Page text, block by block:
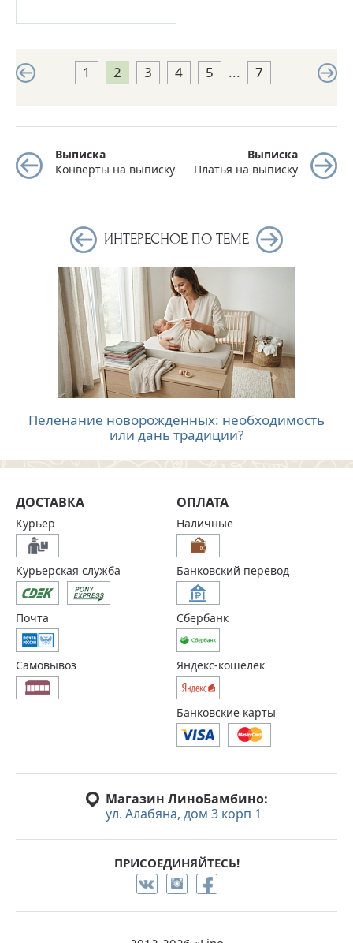
1 2 3 4 5 ... 7
Выписка
Конверты на выписку
Выписка
Платья на выписку
ИНТЕРЕСНОЕ ПО ТЕМЕ
Пеленание новорожденных: необходимость
или дань традиции?
Магазин ЛиноБамбино:
ул. Алабяна, дом 3 корп 1
ПРИСОЕДИНЯЙТЕСЬ!
ДОСТАВКА
Курьер
Курьерская служба
Почта
Самовывоз
ОПЛАТА
Наличные
Банковский перевод
Сбербанк
Яндекс-кошелек
Банковские карты